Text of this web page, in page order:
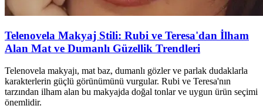
Telenovela Makyaj Stili: Rubi ve Teresa'dan İlham
Alan Mat ve Dumanlı Güzellik Trendleri
Telenovela makyajı, mat baz, dumanlı gözler ve parlak dudaklarla
karakterlerin güçlü görünümünü vurgular. Rubi ve Teresa'nın
tarzından ilham alan bu makyajda doğal tonlar ve uygun ürün seçimi
önemlidir.